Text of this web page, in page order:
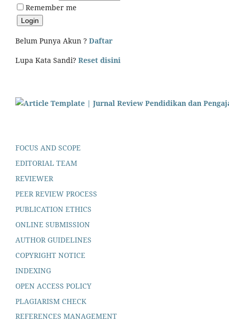
Remember me
Belum Punya Akun ? Daftar
Lupa Kata Sandi? Reset disini
FOCUS AND SCOPE
EDITORIAL TEAM
REVIEWER
PEER REVIEW PROCESS
PUBLICATION ETHICS
ONLINE SUBMISSION
AUTHOR GUIDELINES
COPYRIGHT NOTICE
INDEXING
OPEN ACCESS POLICY
PLAGIARISM CHECK
REFERENCES MANAGEMENT